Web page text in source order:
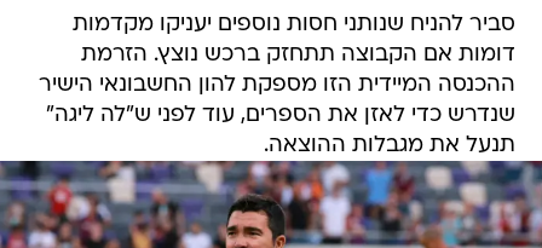
סביר להניח שנותני חסות נוספים יעניקו מקדמות
דומות אם הקבוצה תתחזק ברכש נוצץ. הזרמת
ההכנסה המיידית הזו מספקת להון החשבונאי הישיר
שנדרש כדי לאזן את הספרים, עוד לפני ש"לה ליגה"
תנעל את מגבלות ההוצאה.